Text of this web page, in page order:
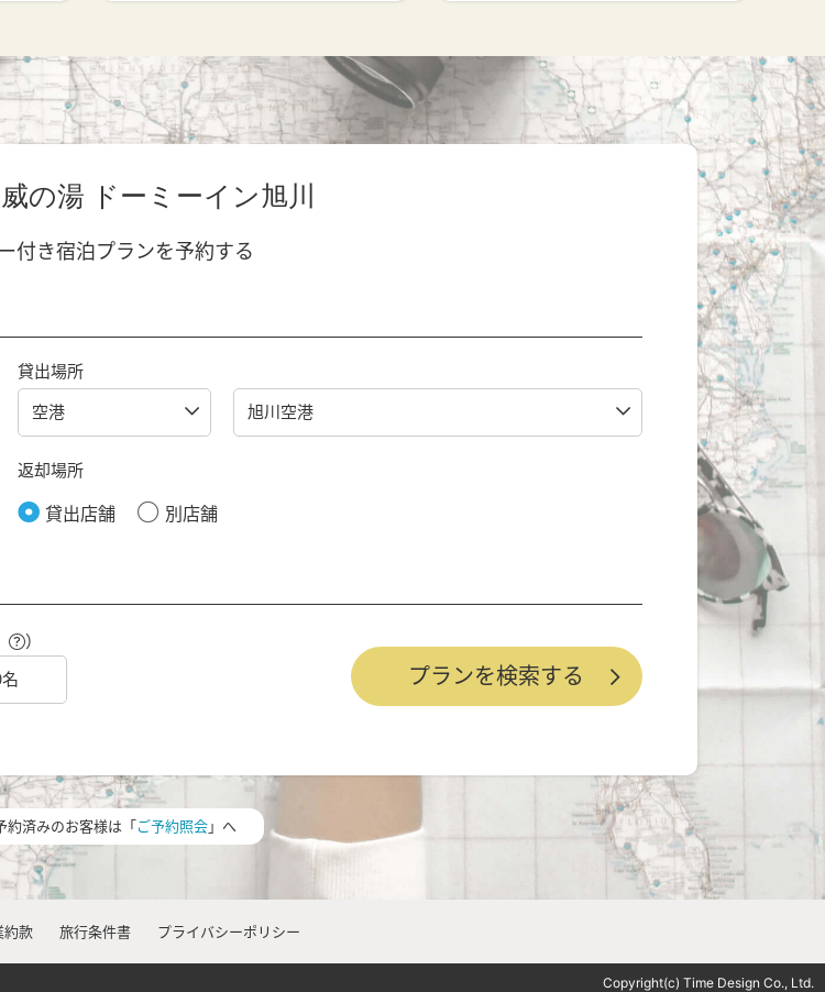
の湯 ドーミーイン旭川
付き宿泊プランを予約する
貸出場所
返却場所
貸出店舗 別店舗
）
約済みのお客様は「ご予約照会」へ
約款 旅行条件書 プライバシーポリシー
Copyright(c) Time Design Co., Ltd.